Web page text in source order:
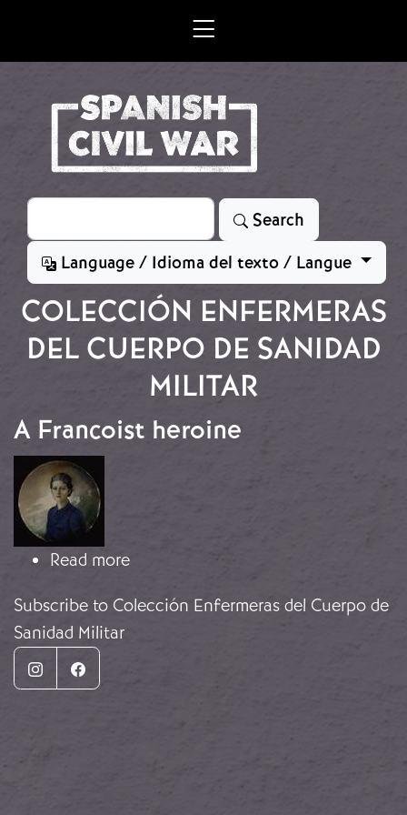
Search
Search
Language / Idioma del texto / Langue
COLECCIÓN ENFERMERAS
DEL CUERPO DE SANIDAD
MILITAR
A Francoist heroine
Image
Read moreabout A Francoist heroine
Subscribe to Colección Enfermeras del Cuerpo de
Sanidad Militar
InstagramFacebook